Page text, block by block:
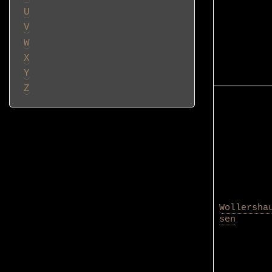
sen
U
V
W
X
Y
Z